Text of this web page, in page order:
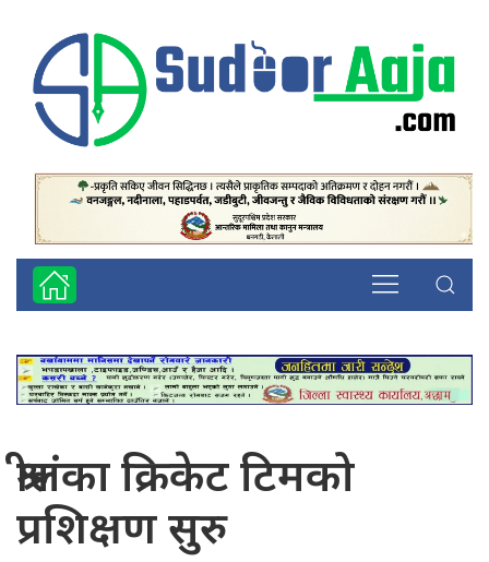
श्रीलंका क्रिकेट टिमको
प्रशिक्षण सुरु